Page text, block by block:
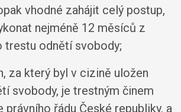
vhodné zahájit celý postup,
nejméně 12 měsíců z
trestu odnětí svobody;
za který byl v cizině uložen
svobody, je trestným činem
právního řádu České republiky, a